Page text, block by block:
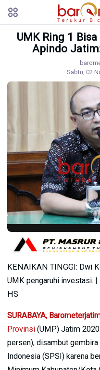
UMK Ring 1
Apindo
Sabtu, 02
KENAIKAN TINGGI: Dwi
UMK pengaruhi investasi.
HS
SURABAYA,
Provinsi (UMP) Jatim 2020
persen), disambut
Indonesia (SPSI) karena